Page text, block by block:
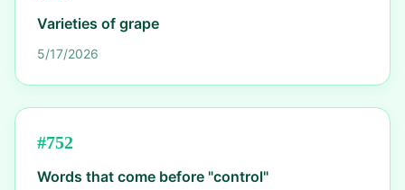
Varieties of grape
5/17/2026
#752
Words that come before "control"